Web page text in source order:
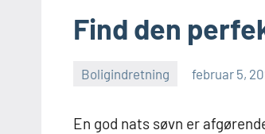
Find den
Boligindretning februar 5,
En god nats søvn er